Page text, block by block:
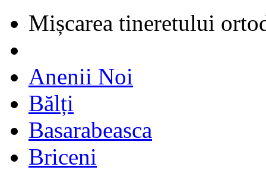
Mișcarea tineretului
Anenii Noi
Bălți
Basarabeasca
Briceni